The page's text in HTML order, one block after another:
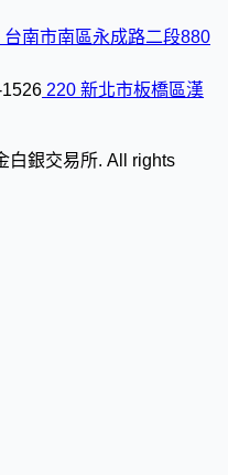
台南市南區永成路二段880
220 新北市板橋區漢
白銀交易所. All rights